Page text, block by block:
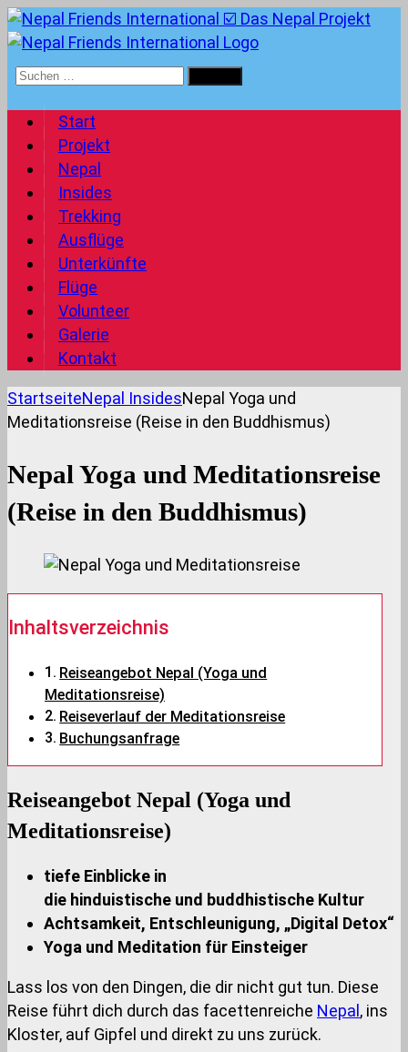
Suchen
Start
Projekt
Nepal
Insides
Trekking
Ausflüge
Unterkünfte
Flüge
Volunteer
Galerie
Kontakt
StartseiteNepal InsidesNepal Yoga und
Meditationsreise (Reise in den Buddhismus)
Nepal Yoga und Meditationsreise
(Reise in den Buddhismus)
Inhaltsverzeichnis
Reiseangebot Nepal (Yoga und
Meditationsreise)
Reiseverlauf der Meditationsreise
Buchungsanfrage
Reiseangebot Nepal (Yoga und
Meditationsreise)
tiefe Einblicke in
die hinduistische und buddhistische Kultur
Achtsamkeit, Entschleunigung, „Digital Detox“
Yoga und Meditation für Einsteiger
Lass los von den Dingen, die dir nicht gut tun. Diese
Reise führt dich durch das facettenreiche Nepal, ins
Kloster, auf Gipfel und direkt zu uns zurück.